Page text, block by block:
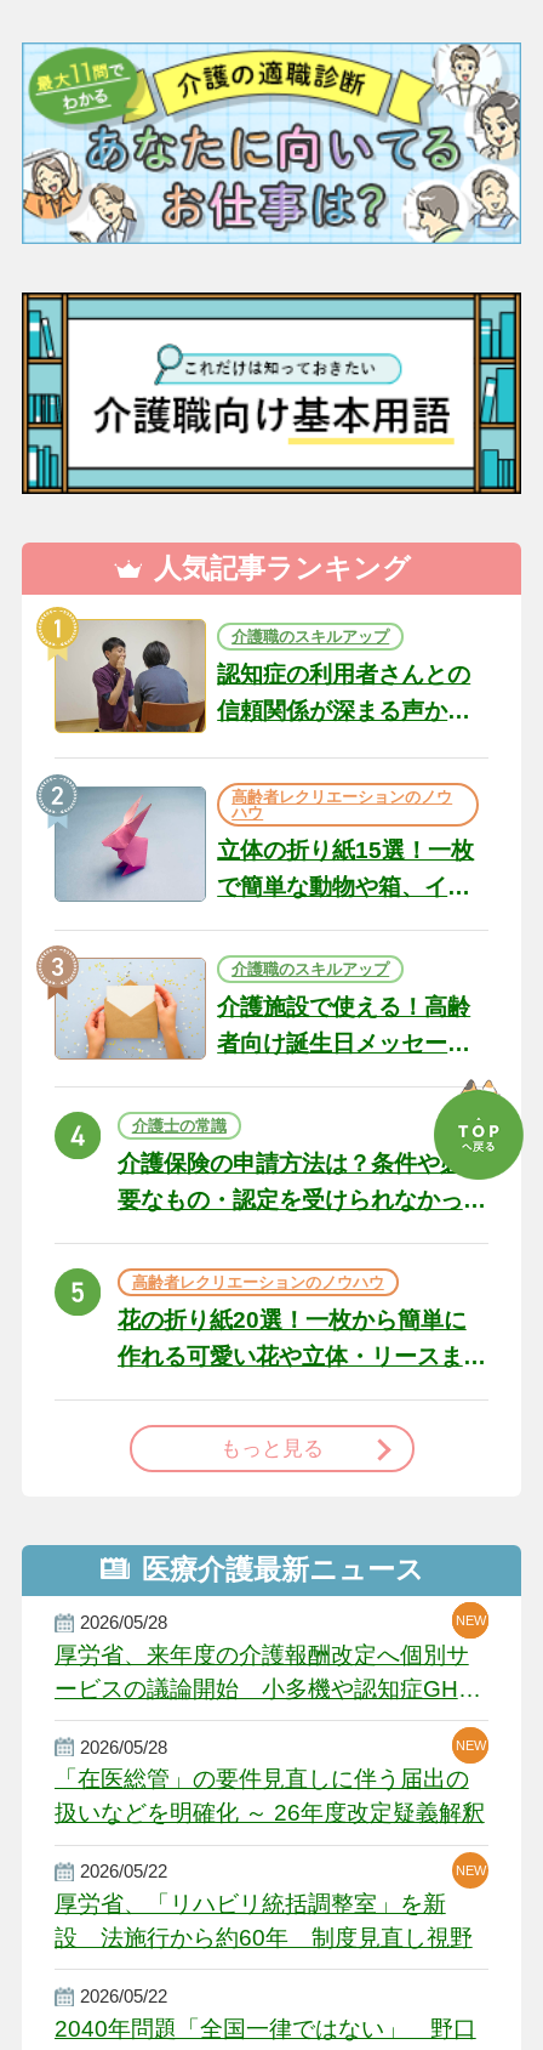
人気記事ランキング
介護職のスキルアップ
認知症の利用者さんとの
信頼関係が深まる声かけ
の現場から（22）
高齢者レクリエーションのノウ
ハウ
立体の折り紙15選！一枚
で簡単な動物や箱、イン
テリアになる作品まで
介護職のスキルアップ
介護施設で使える！高齢
者向け誕生日メッセージ
の例文と書き方のポイン
ト
介護士の常識
介護保険の申請方法は？条件や必
要なもの・認定を受けられなかっ
た場合の対処法
高齢者レクリエーションのノウハウ
花の折り紙20選！一枚から簡単に
作れる可愛い花や立体・リースま
で
もっと見る
医療介護最新ニュース
2026/05/28
厚労省、来年度の介護報酬改定へ個別サ
ービスの議論開始 小多機や認知症GH、
厳しい経営環境に危機感
NEW
NEW
NEW
2026/05/28
「在医総管」の要件見直しに伴う届出の
扱いなどを明確化 ～ 26年度改定疑義解釈
NEW
NEW
2026/05/22
厚労省、「リハビリ統括調整室」を新
設 法施行から約60年 制度見直し視野
NEW
2026/05/22
2040年問題「全国一律ではない」 野口